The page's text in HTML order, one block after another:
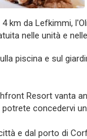
km da Lefkimmi,
nelle unità e
piscina e sul
Resort vanta
concedervi
e dal porto di